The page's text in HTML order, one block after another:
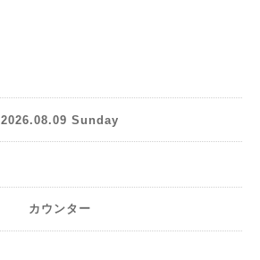
2026.08.09 Sunday
カウンター